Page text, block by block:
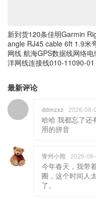
新到货120条佳明Garmin
angle RJ45 cable 6ft 1.9米
网线 航海GPS数据线网络电
洋网线连接线010-11090-01
最新评论
ddmzxz 2026-08-
哈哈 我都忘了还
用的拼音
青州小熊 2026-
今年春天，我带
圈，这个时间人
了。